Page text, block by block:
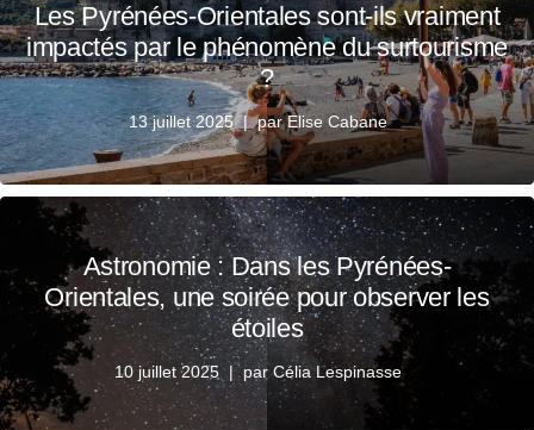
Les Pyrénées-Orientales sont-ils vraiment
impactés par le phénomène du surtourisme
?
13 juillet 2025 parElise Cabane
Astronomie : Dans les Pyrénées-
Orientales, une soirée pour observer les
étoiles
10 juillet 2025 parCélia Lespinasse